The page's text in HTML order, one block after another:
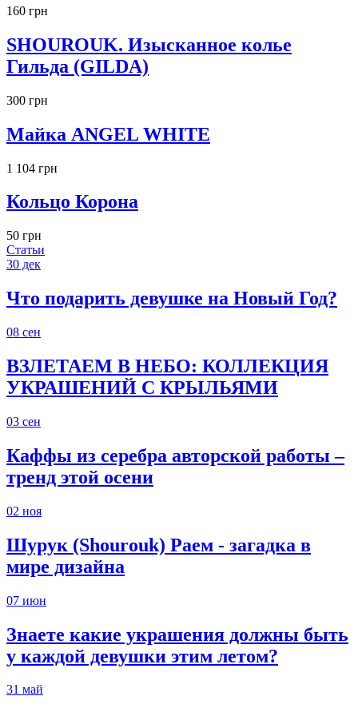
160 грн
SHOUROUK. Изысканное колье
Гильда (GILDA)
300 грн
Майка ANGEL WHITE
1 104 грн
Кольцо Корона
50 грн
Статьи
30 дек
Что подарить девушке на Новый Год?
08 сен
ВЗЛЕТАЕМ В НЕБО: КОЛЛЕКЦИЯ
УКРАШЕНИЙ С КРЫЛЬЯМИ
03 сен
Каффы из серебра авторской работы –
тренд этой осени
02 ноя
Шурук (Shourouk) Раем - загадка в
мире дизайна
07 июн
Знаете какие украшения должны быть
у каждой девушки этим летом?
31 май